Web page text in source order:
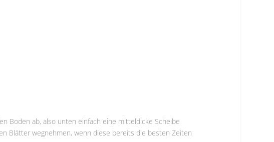
Boden ab, also unten einfach eine mitteldicke Scheibe
Blätter wegnehmen, wenn diese bereits die besten Zeiten